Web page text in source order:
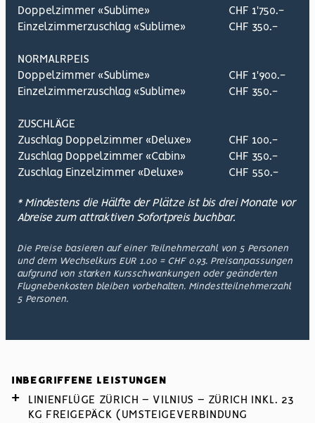
Doppelzimmer «Sublime»
CHF 1'750.-
Einzelzimmerzuschlag «Sublime»
CHF 350.-
NORMALRPEIS
Doppelzimmer «Sublime»
CHF 1'900.-
Einzelzimmerzuschlag «Sublime»
CHF 350.-
ZUSCHLÄGE
Zuschlag Doppelzimmer «Deluxe»
CHF 100.-
Zuschlag Doppelzimmer «Cabin»
CHF 350.-
Zuschlag Einzelzimmer «Deluxe»
CHF 550.-
* Mindestens die Hälfte der Plätze ist bis drei Monate vor
Abreise zum attraktiven Sofortpreis buchbar.
Die Preise basieren auf einer Teilnehmerzahl von 5 Personen
und dem Wechselkurs EUR 1.00 = CHF 0.93. Preisanpassungen
aufgrund von starken Kursschwankungen oder geänderten
Flugnebenkosten bleiben vorbehalten. Mindestteilnehmerzahl
5 Personen.
INBEGRIFFENE LEISTUNGEN
LINIENFLÜGE ZÜRICH – VILNIUS – ZÜRICH INKL. 23
KG FREIGEPÄCK (UMSTEIGEVERBINDUNG